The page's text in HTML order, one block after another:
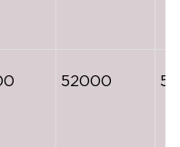
52000